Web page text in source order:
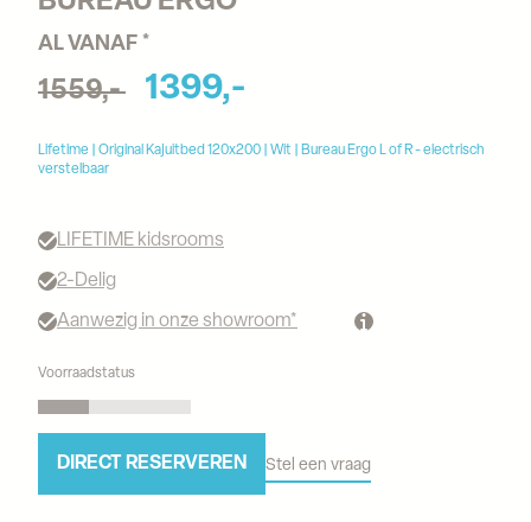
AL VANAF *
1559,- 1399,-
Lifetime | Original Kajuitbed 120x200 | Wit | Bureau Ergo L of R - electrisch
verstelbaar
LIFETIME kidsrooms
2-Delig
Aanwezig in onze showroom*
Voorraadstatus
DIRECT RESERVEREN Stel een vraag